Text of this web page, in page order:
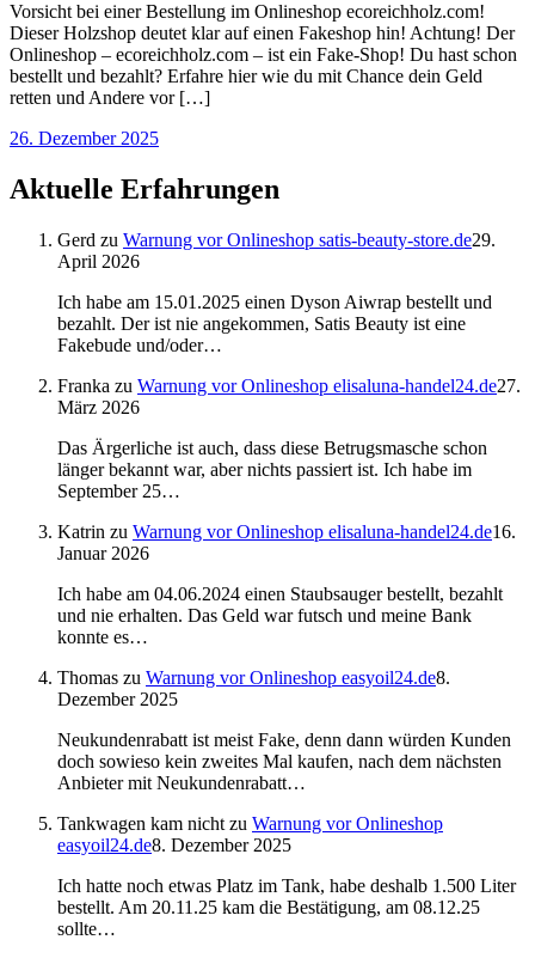
Vorsicht bei einer Bestellung im Onlineshop ecoreichholz.com!
Dieser Holzshop deutet klar auf einen Fakeshop hin! Achtung! Der
Onlineshop – ecoreichholz.com – ist ein Fake-Shop! Du hast schon
bestellt und bezahlt? Erfahre hier wie du mit Chance dein Geld
retten und Andere vor […]
26. Dezember 2025
Aktuelle Erfahrungen
Gerd zu Warnung vor Onlineshop satis-beauty-store.de29.
April 2026
Ich habe am 15.01.2025 einen Dyson Aiwrap bestellt und
bezahlt. Der ist nie angekommen, Satis Beauty ist eine
Fakebude und/oder…
Franka zu Warnung vor Onlineshop elisaluna-handel24.de27.
März 2026
Das Ärgerliche ist auch, dass diese Betrugsmasche schon
länger bekannt war, aber nichts passiert ist. Ich habe im
September 25…
Katrin zu Warnung vor Onlineshop elisaluna-handel24.de16.
Januar 2026
Ich habe am 04.06.2024 einen Staubsauger bestellt, bezahlt
und nie erhalten. Das Geld war futsch und meine Bank
konnte es…
Thomas zu Warnung vor Onlineshop easyoil24.de8.
Dezember 2025
Neukundenrabatt ist meist Fake, denn dann würden Kunden
doch sowieso kein zweites Mal kaufen, nach dem nächsten
Anbieter mit Neukundenrabatt…
Tankwagen kam nicht zu Warnung vor Onlineshop
easyoil24.de8. Dezember 2025
Ich hatte noch etwas Platz im Tank, habe deshalb 1.500 Liter
bestellt. Am 20.11.25 kam die Bestätigung, am 08.12.25
sollte…